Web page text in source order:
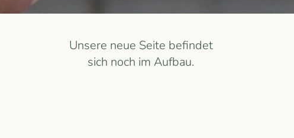
Unsere neue Seite befindet
sich noch im Aufbau.